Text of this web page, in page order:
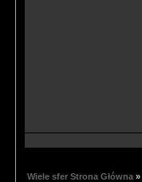
Wiele sfer Strona Główna »